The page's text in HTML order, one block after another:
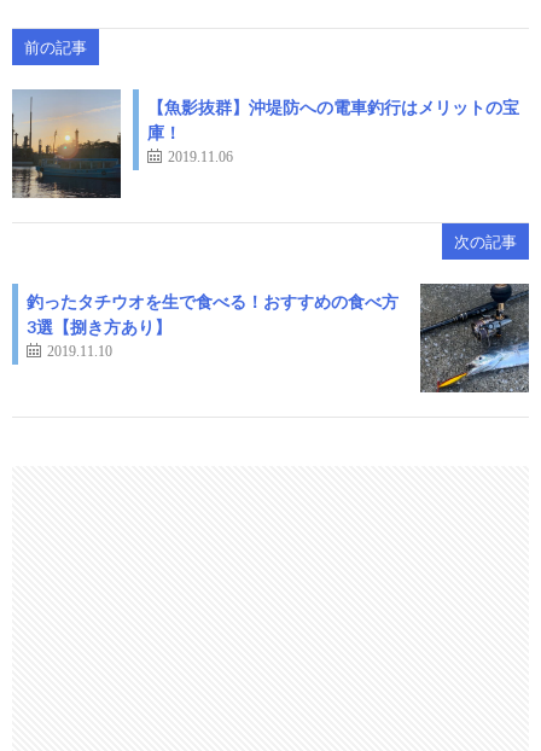
前の記事
【魚影抜群】沖堤防への電車釣行はメリットの宝
庫！
2019.11.06
次の記事
釣ったタチウオを生で食べる！おすすめの食べ方
3選【捌き方あり】
2019.11.10